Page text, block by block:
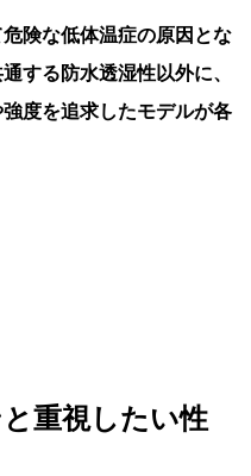
険な低体温症の原因とな
する防水透湿性以外に、
度を追求したモデルが各
重視したい性